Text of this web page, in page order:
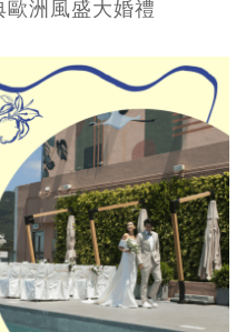
洲風盛大婚禮